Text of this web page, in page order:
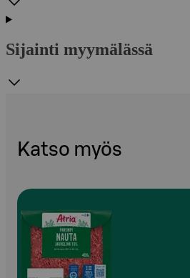
Sijainti myymälässä
Katso myös